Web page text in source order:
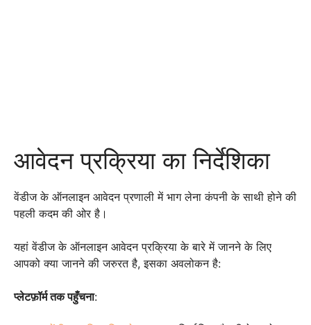
आवेदन प्रक्रिया का निर्देशिका
वेंडीज के ऑनलाइन आवेदन प्रणाली में भाग लेना कंपनी के साथी होने की
पहली कदम की ओर है।
यहां वेंडीज के ऑनलाइन आवेदन प्रक्रिया के बारे में जानने के लिए
आपको क्या जानने की जरुरत है, इसका अवलोकन है:
प्लेटफ़ॉर्म तक पहुँचना: